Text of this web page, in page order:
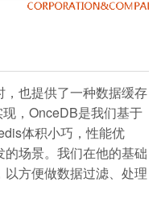
也提供了一种数据缓存
，OnceDB是我们基于
体积小巧，性能优
场景。我们在他的基础
方便做数据过滤、处理